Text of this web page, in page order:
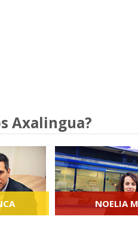
Axalingua?
NOELIA